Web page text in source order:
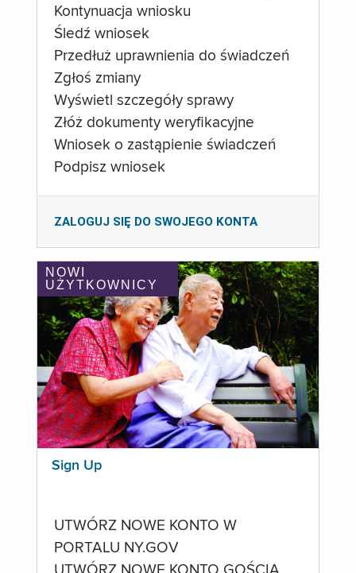
Kontynuacja wniosku
Śledź wniosek
Przedłuż uprawnienia do świadczeń
Zgłoś zmiany
Wyświetl szczegóły sprawy
Złóż dokumenty weryfikacyjne
Wniosek o zastąpienie świadczeń
Podpisz wniosek
ZALOGUJ SIĘ DO SWOJEGO KONTA
NOWI
UŻYTKOWNICY
Sign Up
UTWÓRZ NOWE KONTO W
PORTALU NY.GOV